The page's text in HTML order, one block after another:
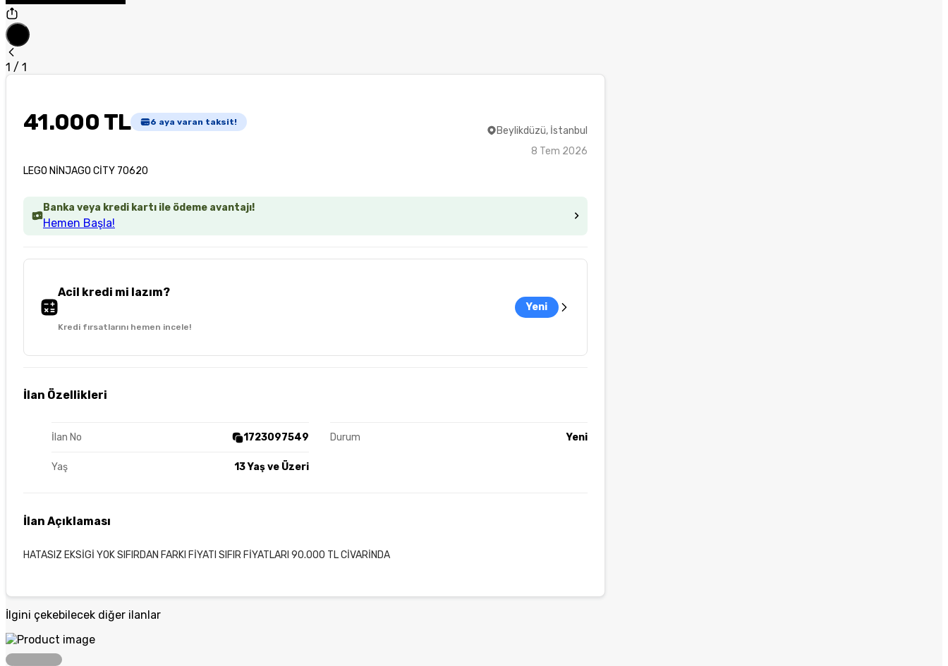
1 / 1
41.000 TL 6 aya varan taksit!
LEGO NİNJAGO CİTY 70620
Beylikdüzü, İstanbul
8 Tem 2026
Banka veya kredi kartı ile ödeme avantajı!
Hemen Başla!
Acil kredi mi lazım?
Kredi fırsatlarını hemen incele!
Yeni
İlan Özellikleri
İlan No 1723097549 Durum Yeni
Yaş 13 Yaş ve Üzeri
İlan Açıklaması
HATASIZ EKSİGİ YOK SIFIRDAN FARKI FİYATI SIFIR FİYATLARI 90.000 TL CİVARİNDA
İlgini çekebilecek diğer ilanlar